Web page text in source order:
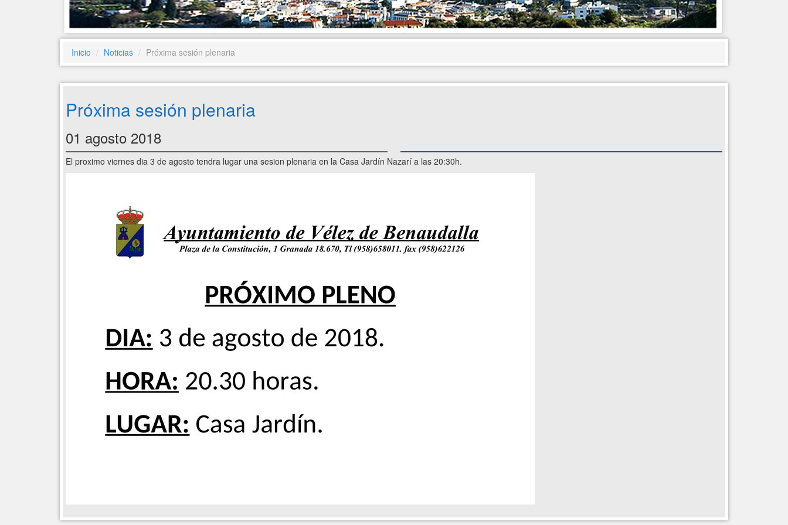
Inicio Noticias Próxima sesión plenaria
Próxima sesión plenaria
01 agosto 2018
El proximo viernes dia 3 de agosto tendra lugar una sesion plenaria en la Casa Jardín Nazarí a las 20:30h.